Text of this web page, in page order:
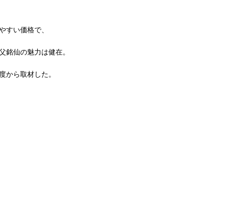
い価格で、
仙の魅力は健在。
ら取材した。